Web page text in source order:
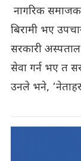
नागरिक
बिरामी भए
सरकारी
सेवा गर्न भए त
उनले भने,